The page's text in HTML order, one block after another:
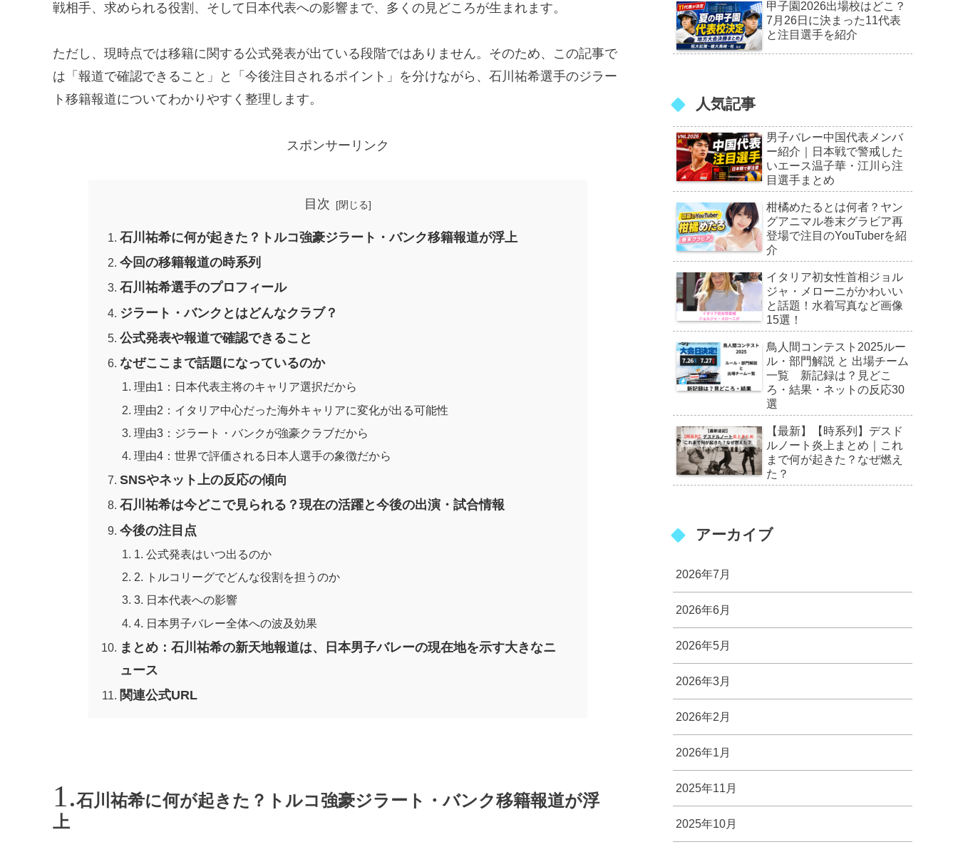
戦相手、求められる役割、そして日本代表への影響まで、多くの見どころが生まれます。
ただし、現時点では移籍に関する公式発表が出ている段階ではありません。そのため、この記事で
は「報道で確認できること」と「今後注目されるポイント」を分けながら、石川祐希選手のジラー
ト移籍報道についてわかりやすく整理します。
スポンサーリンク
目次
石川祐希に何が起きた？トルコ強豪ジラート・バンク移籍報道が浮上
今回の移籍報道の時系列
石川祐希選手のプロフィール
ジラート・バンクとはどんなクラブ？
公式発表や報道で確認できること
なぜここまで話題になっているのか
理由1：日本代表主将のキャリア選択だから
理由2：イタリア中心だった海外キャリアに変化が出る可能性
理由3：ジラート・バンクが強豪クラブだから
理由4：世界で評価される日本人選手の象徴だから
SNSやネット上の反応の傾向
石川祐希は今どこで見られる？現在の活躍と今後の出演・試合情報
今後の注目点
1. 公式発表はいつ出るのか
2. トルコリーグでどんな役割を担うのか
3. 日本代表への影響
4. 日本男子バレー全体への波及効果
まとめ：石川祐希の新天地報道は、日本男子バレーの現在地を示す大きなニ
ュース
関連公式URL
石川祐希に何が起きた？トルコ強豪ジラート・バンク移籍報道が浮
上
甲子園2026出場校はどこ？
7月26日に決まった11代表
と注目選手を紹介
人気記事
男子バレー中国代表メンバ
ー紹介｜日本戦で警戒した
いエース温子華・江川ら注
目選手まとめ
柑橘めたるとは何者？ヤン
グアニマル巻末グラビア再
登場で注目のYouTuberを紹
介
イタリア初女性首相ジョル
ジャ・メローニがかわいい
と話題！水着写真など画像
15選！
鳥人間コンテスト2025ルー
ル・部門解説 と 出場チーム
一覧 新記録は？見どこ
ろ・結果・ネットの反応30
選
【最新】【時系列】デスド
ルノート炎上まとめ｜これ
まで何が起きた？なぜ燃え
た？
アーカイブ
2026年7月
2026年6月
2026年5月
2026年3月
2026年2月
2026年1月
2025年11月
2025年10月